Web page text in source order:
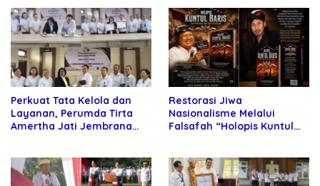
Perkuat Tata Kelola dan
Layanan, Perumda Tirta
Amertha Jati Jembrana
Restorasi Jiwa
Nasionalisme Melalui
Falsafah “Holopis Kuntul